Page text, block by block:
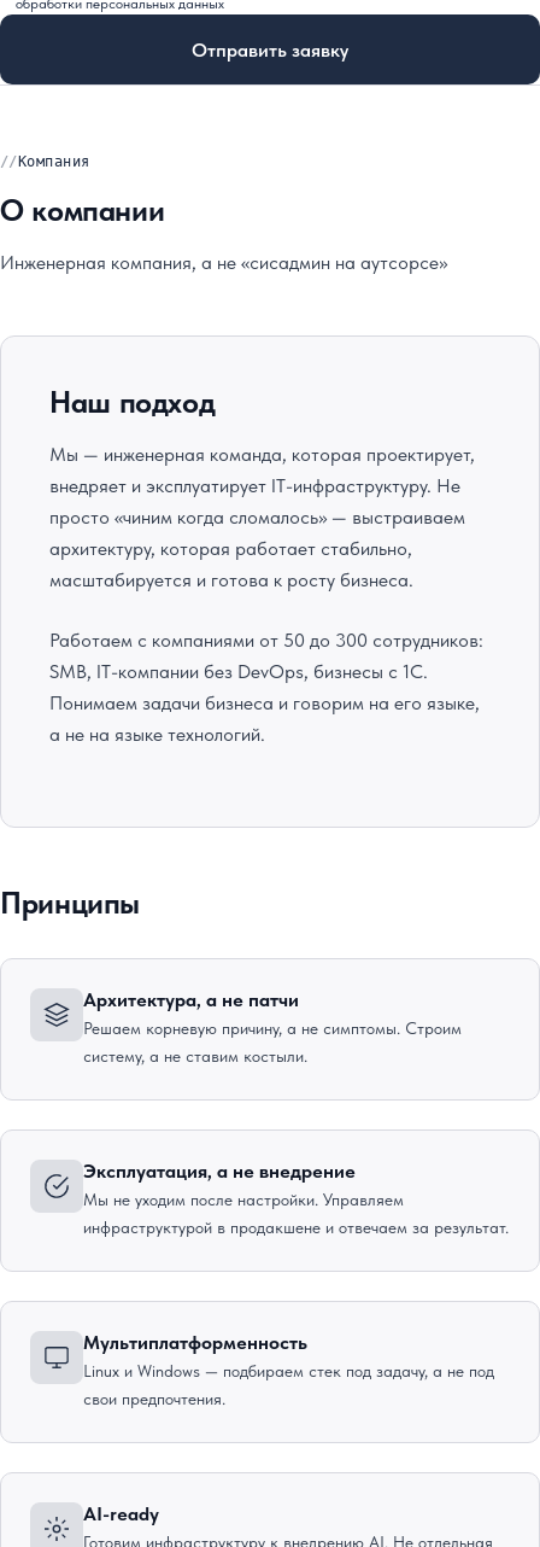
Отправить заявку
Компания
О компании
Инженерная компания, а не «сисадмин на аутсорсе»
Наш подход
Мы — инженерная команда, которая проектирует,
внедряет и эксплуатирует IT-инфраструктуру. Не
просто «чиним когда сломалось» — выстраиваем
архитектуру, которая работает стабильно,
масштабируется и готова к росту бизнеса.
Работаем с компаниями от 50 до 300 сотрудников:
SMB, IT-компании без DevOps, бизнесы с 1С.
Понимаем задачи бизнеса и говорим на его языке,
а не на языке технологий.
Принципы
Архитектура, а не патчи
Решаем корневую причину, а не симптомы. Строим
систему, а не ставим костыли.
Эксплуатация, а не внедрение
Мы не уходим после настройки. Управляем
инфраструктурой в продакшене и отвечаем за результат.
Мультиплатформенность
Linux и Windows — подбираем стек под задачу, а не под
свои предпочтения.
AI-ready
Готовим инфраструктуру к внедрению AI. Не отдельная